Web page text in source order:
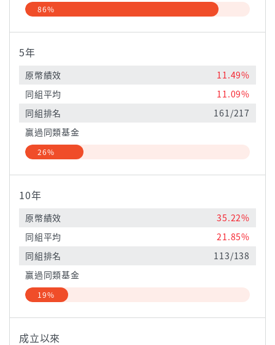
86%
5年
原幣績效
11.49%
同組平均
11.09%
同組排名
161/217
贏過同類基金
26%
10年
原幣績效
35.22%
同組平均
21.85%
同組排名
113/138
贏過同類基金
19%
成立以來